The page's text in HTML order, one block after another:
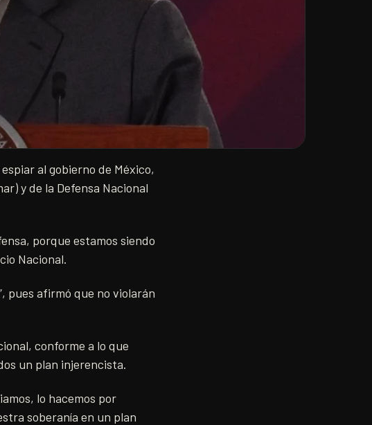
al gobierno de México,
y de la Defensa Nacional
porque estamos siendo
Nacional.
pues afirmó que no violarán
conforme a lo que
un plan injerencista.
lo hacemos por
soberanía en un plan